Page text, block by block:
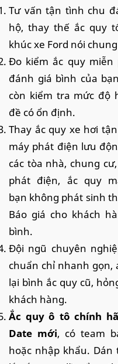
Tư vấn tận tình chu
hộ, thay thế ắc quy
khúc xe Ford nói
Đo kiểm ắc quy miễn
đánh giá bình của
còn kiểm tra mức độ
đề có ổn định.
Thay ắc quy xe hơi
máy phát điện lưu
các tòa nhà, chung
phát điện, ắc quy
bạn không phát sinh
Báo giá cho khách
bình.
Đội ngũ chuyên
chuẩn chỉ nhanh gọn,
lại bình ắc quy cũ,
khách hàng.
Ắc quy ô tô chính
Date mới, có team
hoặc nhập khẩu.